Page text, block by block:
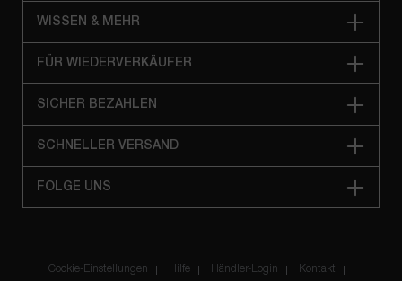
WISSEN & MEHR
FÜR WIEDERVERKÄUFER
SICHER BEZAHLEN
SCHNELLER VERSAND
FOLGE UNS
Cookie-Einstellungen Hilfe Händler-Login Kontakt